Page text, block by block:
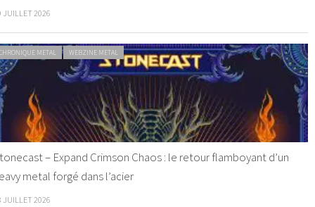
JUILLET 2026
METAL WEBZINE METAL
– Expand Crimson Chaos : le retour flamboyant d’un
metal forgé dans l’acier
JUILLET 2026